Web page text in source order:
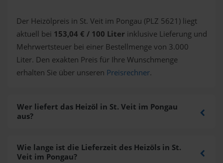
Der Heizölpreis in St. Veit im Pongau (PLZ 5621) liegt
aktuell bei 153,04 € / 100 Liter inklusive Lieferung und
Mehrwertsteuer bei einer Bestellmenge von 3.000
Liter. Den exakten Preis für Ihre Wunschmenge
erhalten Sie über unseren Preisrechner.
Wer liefert das Heizöl in St. Veit im Pongau
aus?
Wie lange ist die Lieferzeit des Heizöls in St.
Veit im Pongau?